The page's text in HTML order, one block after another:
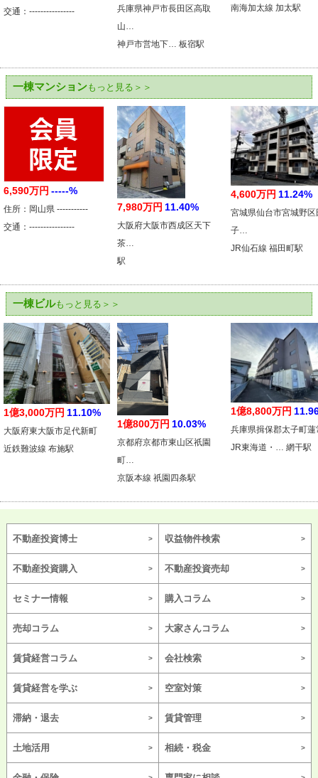
交通：----------------
兵庫県神戸市長田区高取
山…
神戸市営地下… 板宿駅
南海加太線 加太駅
一棟マンションもっと見る＞＞
6,590万円 -----%
住所：岡山県 -----------
交通：----------------
7,980万円 11.40%
大阪府大阪市西成区天下
茶…
駅
4,600万円 11.24%
宮城県仙台市宮城野区
子…
JR仙石線 福田町駅
一棟ビルもっと見る＞＞
1億3,000万円 11.10%
大阪府東大阪市足代新町
近鉄難波線 布施駅
1億800万円 10.03%
京都府京都市東山区祇園
町…
京阪本線 祇園四条駅
1億8,800万円
兵庫県揖保郡太子町蓮
JR東海道・… 網干駅
不動産投資博士 収益物件検索
不動産投資購入 不動産投資売却
セミナー情報 購入コラム
売却コラム 大家さんコラム
賃貸経営コラム 会社検索
賃貸経営を学ぶ 空室対策
滞納・退去 賃貸管理
土地活用 相続・税金